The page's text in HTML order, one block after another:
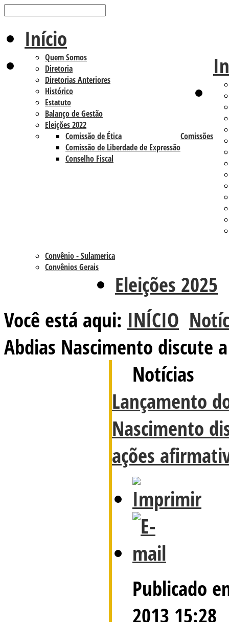
Início
Quem Somos
Diretoria
Diretorias Anteriores
Histórico
Estatuto
Balanço de Gestão
Eleições 2022
Comissões
Comissão de Ética
Comissão de Liberdade de Expressão
Conselho Fiscal
Convênio - Sulamerica
Convênios Gerais
Eleições 2025
Você está aqui: INÍCIO
Abdias Nascimento discute
Notícias
Lançamento
Nascimento
ações
Publicado
2013 15:28